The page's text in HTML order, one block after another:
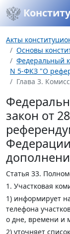
Акты
Основы
Федеральный
N 5-ФКЗ "О
Глава 3.
закон от
Статья 33.
1. Участковая
1) информирует
телефона
о дне, времени и
2) уточняет